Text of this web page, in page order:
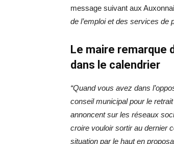
message suivant aux
de l’emploi et des services de
Le maire remarque
dans le calendrier
“Quand vous avez dans
conseil municipal pour le
annoncent sur les réseaux
croire vouloir sortir au dernier
situation par le haut en